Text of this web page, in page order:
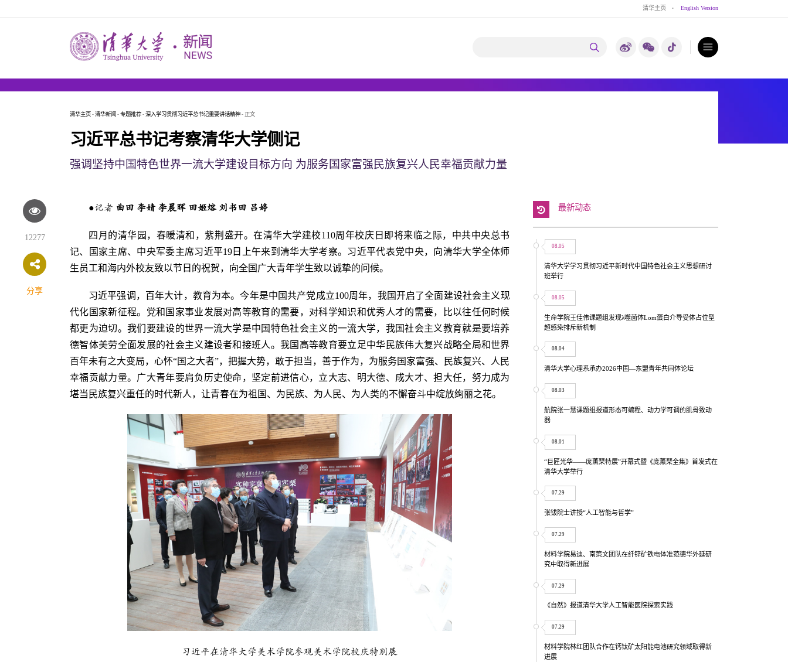
清华主页 · English Version
清华主页 - 清华新闻 - 专题推荐 - 深入学习贯彻习近平总书记重要讲话精神 - 正文
习近平总书记考察清华大学侧记
强调坚持中国特色世界一流大学建设目标方向 为服务国家富强民族复兴人民幸福贡献力量
12277
分享
●记者 曲田 李婧 李晨晖 田姬熔 刘书田 吕婷
四月的清华园，春暖清和，紫荆盛开。在清华大学建校110周年校庆日即将来临之际，中共中央总书
记、国家主席、中央军委主席习近平19日上午来到清华大学考察。习近平代表党中央，向清华大学全体师
生员工和海内外校友致以节日的祝贺，向全国广大青年学生致以诚挚的问候。
习近平强调，百年大计，教育为本。今年是中国共产党成立100周年，我国开启了全面建设社会主义现
代化国家新征程。党和国家事业发展对高等教育的需要，对科学知识和优秀人才的需要，比以往任何时候
都更为迫切。我们要建设的世界一流大学是中国特色社会主义的一流大学，我国社会主义教育就是要培养
德智体美劳全面发展的社会主义建设者和接班人。我国高等教育要立足中华民族伟大复兴战略全局和世界
百年未有之大变局，心怀“国之大者”，把握大势，敢于担当，善于作为，为服务国家富强、民族复兴、人民
幸福贡献力量。广大青年要肩负历史使命，坚定前进信心，立大志、明大德、成大才、担大任，努力成为
堪当民族复兴重任的时代新人，让青春在为祖国、为民族、为人民、为人类的不懈奋斗中绽放绚丽之花。
习近平在清华大学美术学院参观美术学院校庆特别展
最新动态
08.05
清华大学学习贯彻习近平新时代中国特色社会主义思想研讨
班举行
08.05
生命学院王佳伟课题组发现λ噬菌体Lom蛋白介导受体占位型
超感染排斥新机制
08.04
清华大学心理系承办2026中国—东盟青年共同体论坛
08.03
航院张一慧课题组报道形态可编程、动力学可调的肌骨致动
器
08.01
“巨匠光华——庞薰琹特展”开幕式暨《庞薰琹全集》首发式在
清华大学举行
07.29
张钹院士讲授“人工智能与哲学”
07.29
材料学院易迪、南策文团队在纤锌矿铁电体准范德华外延研
究中取得新进展
07.29
《自然》报道清华大学人工智能医院探索实践
07.29
材料学院林红团队合作在钙钛矿太阳能电池研究领域取得新
进展